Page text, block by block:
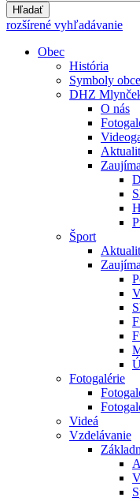
Hľadať
rozšírené vyhľadávanie
Obec
História
Symboly obce
DHZ
O nás
Šport
Fotogalérie
Videá
Vzdelávanie